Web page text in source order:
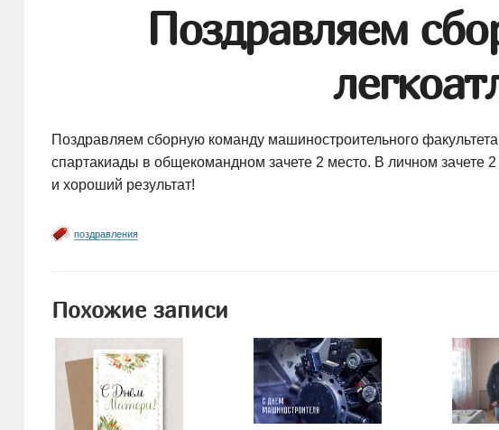
Поздравляем
Поздравляем сборную команду машиностроительного факультета
спартакиады в общекомандном зачете 2 место. В личном зачете 2
и хороший результат!
поздравления
Похожие записи